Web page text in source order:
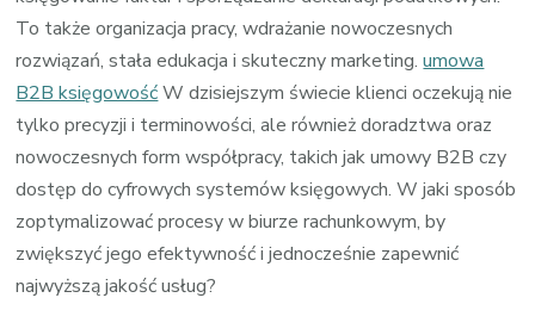
To także organizacja pracy, wdrażanie nowoczesnych
rozwiązań, stała edukacja i skuteczny marketing.umowa
B2B księgowośćW dzisiejszym świecie klienci oczekują nie
tylko precyzji i terminowości, ale również doradztwa oraz
nowoczesnych form współpracy, takich jak umowy B2B czy
dostęp do cyfrowych systemów księgowych. W jaki sposób
zoptymalizować procesy w biurze rachunkowym, by
zwiększyć jego efektywność i jednocześnie zapewnić
najwyższą jakość usług?